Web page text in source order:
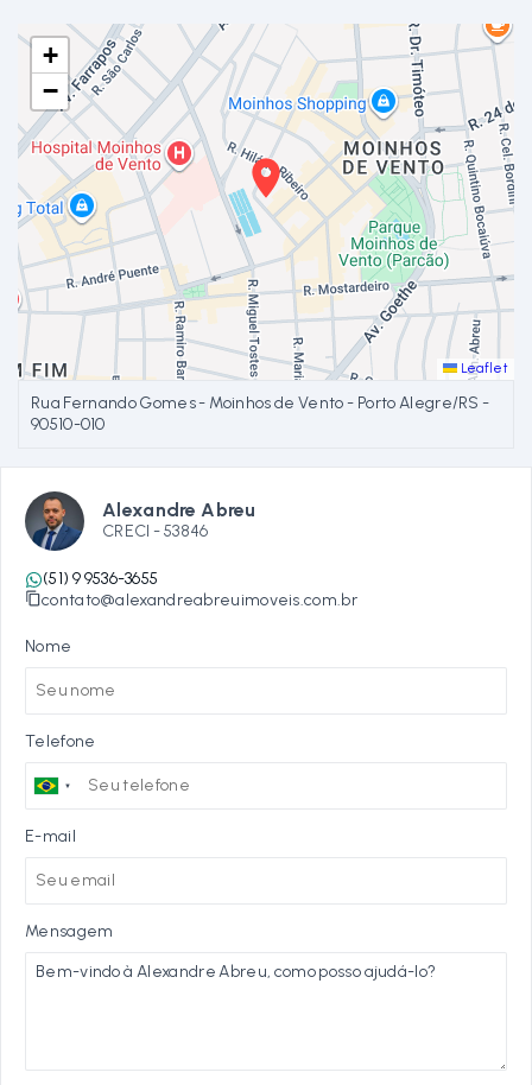
+
−
Leaflet
Rua Fernando Gomes - Moinhos de Vento - Porto Alegre/RS -
90510-010
Alexandre Abreu
CRECI -53846
(51) 9 9536-3655
contato@alexandreabreuimoveis.com.br
Nome
Telefone
E-mail
Mensagem